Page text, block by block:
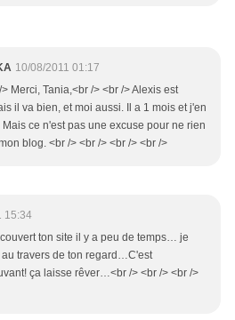
10/08/2011 01:17
Merci, Tania,<br /> <br /> Alexis est
il va bien, et moi aussi. Il a 1 mois et j'en
ce n'est pas une excuse pour ne rien
blog. <br /> <br /> <br /> <br />
15:34
ton site il y a peu de temps… je
travers de ton regard…C'est
ça laisse rêver…<br /> <br /> <br />